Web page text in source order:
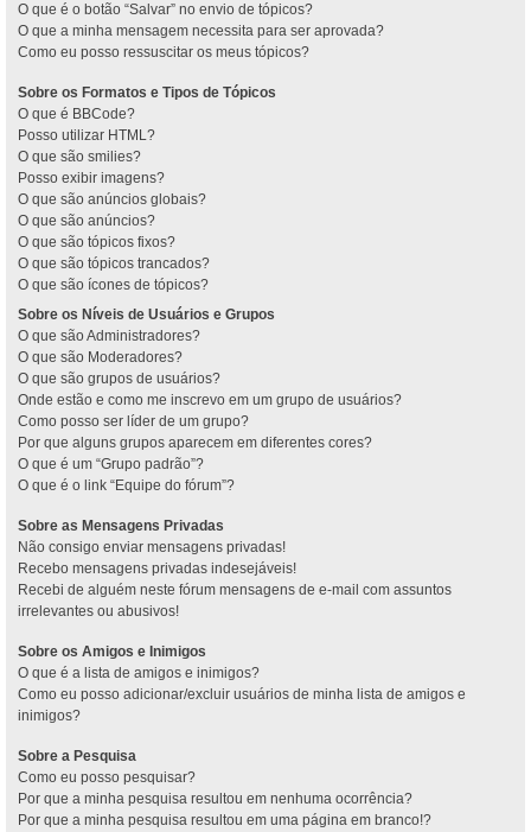
O que é o botão “Salvar” no envio de tópicos?
O que a minha mensagem necessita para ser aprovada?
Como eu posso ressuscitar os meus tópicos?
Sobre os Formatos e Tipos de Tópicos
O que é BBCode?
Posso utilizar HTML?
O que são smilies?
Posso exibir imagens?
O que são anúncios globais?
O que são anúncios?
O que são tópicos fixos?
O que são tópicos trancados?
O que são ícones de tópicos?
Sobre os Níveis de Usuários e Grupos
O que são Administradores?
O que são Moderadores?
O que são grupos de usuários?
Onde estão e como me inscrevo em um grupo de usuários?
Como posso ser líder de um grupo?
Por que alguns grupos aparecem em diferentes cores?
O que é um “Grupo padrão”?
O que é o link “Equipe do fórum”?
Sobre as Mensagens Privadas
Não consigo enviar mensagens privadas!
Recebo mensagens privadas indesejáveis!
Recebi de alguém neste fórum mensagens de e-mail com assuntos
irrelevantes ou abusivos!
Sobre os Amigos e Inimigos
O que é a lista de amigos e inimigos?
Como eu posso adicionar/excluir usuários de minha lista de amigos e
inimigos?
Sobre a Pesquisa
Como eu posso pesquisar?
Por que a minha pesquisa resultou em nenhuma ocorrência?
Por que a minha pesquisa resultou em uma página em branco!?